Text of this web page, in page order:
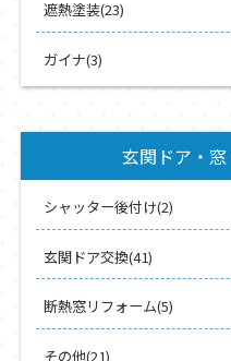
遮熱塗装(23)
ガイナ(3)
玄関ドア・
シャッター後付け(2)
玄関ドア交換(41)
断熱窓リフォーム(5)
その他(21)